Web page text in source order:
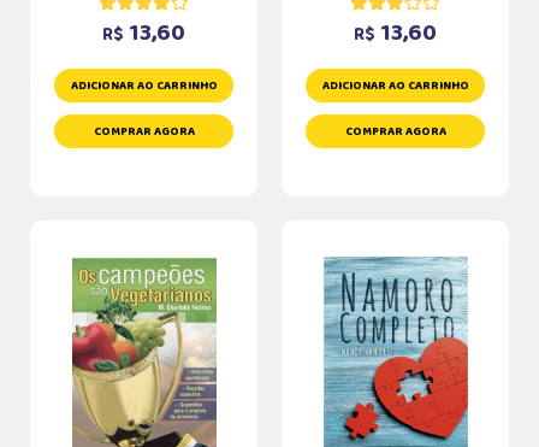
R$ 13,60
ADICIONAR AO CARRINHO
COMPRAR AGORA
R$ 13,60
ADICIONAR AO CARRINHO
COMPRAR AGORA